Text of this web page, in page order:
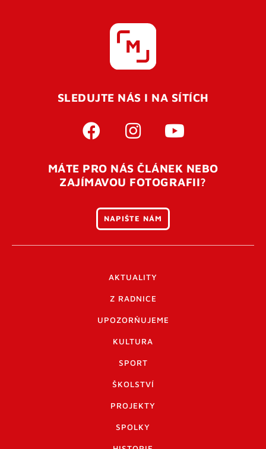
SLEDUJTE NÁS I NA SÍTÍCH
MÁTE PRO NÁS ČLÁNEK NEBO
ZAJÍMAVOU FOTOGRAFII?
NAPIŠTE NÁM
AKTUALITY
Z RADNICE
UPOZORŇUJEME
KULTURA
SPORT
ŠKOLSTVÍ
PROJEKTY
SPOLKY